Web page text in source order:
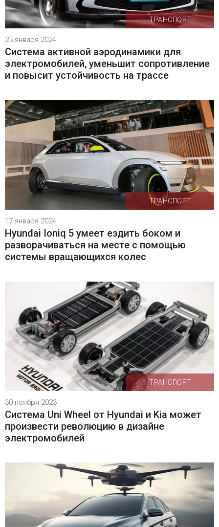
ТРАНСПОРТ
25 января 2024
Система активной аэродинамики для
электромобилей, уменьшит сопротивление
и повысит устойчивость на трассе
ТРАНСПОРТ
17 января 2024
Hyundai Ioniq 5 умеет ездить боком и
разворачиваться на месте с помощью
системы вращающихся колес
ТРАНСПОРТ
30 ноября 2023
Система Uni Wheel от Hyundai и Kia может
произвести революцию в дизайне
электромобилей